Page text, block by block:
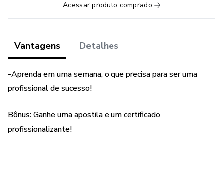
* design de sobrancelha masculina;
* Certificado profissionalizante;
* Grupo de apoio no Telegram onde você pode tirar suas
dúvidas.
Acessar produto comprado
Vantagens Detalhes
-Aprenda em uma semana, o que precisa para ser uma
profissional de sucesso!
Bônus: Ganhe uma apostila e um certificado
profissionalizante!